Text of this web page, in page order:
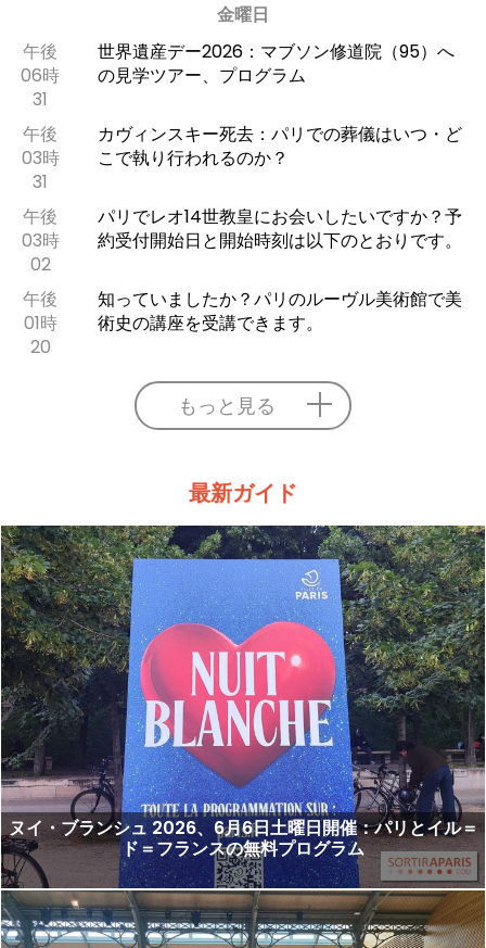
金曜日
午後
06時
31
世界遺産デー2026：マブソン修道院（95）へ
の見学ツアー、プログラム
午後
03時
31
カヴィンスキー死去：パリでの葬儀はいつ・ど
こで執り行われるのか？
午後
03時
02
パリでレオ14世教皇にお会いしたいですか？予
約受付開始日と開始時刻は以下のとおりです。
午後
01時
20
知っていましたか？パリのルーヴル美術館で美
術史の講座を受講できます。
もっと見る
最新ガイド
ヌイ・ブランシュ 2026、6月6日土曜日開催：パリとイル＝
ド＝フランスの無料プログラム